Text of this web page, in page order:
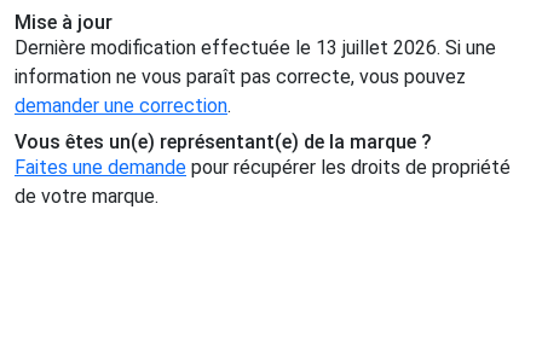
Mise à jour
Dernière modification effectuée le 13 juillet 2026. Si une
information ne vous paraît pas correcte, vous pouvez
demander une correction.
Vous êtes un(e) représentant(e) de la marque ?
Faites une demande pour récupérer les droits de propriété
de votre marque.